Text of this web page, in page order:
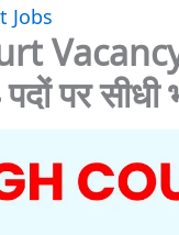
Jobs
Vacancy
पर सीधी